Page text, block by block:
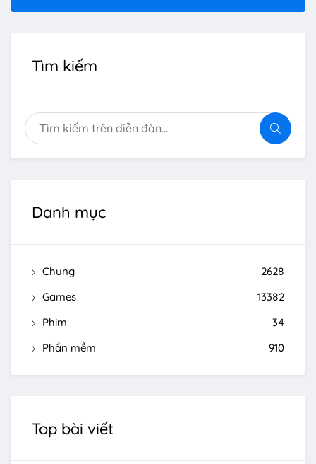
Tìm kiếm
Danh mục
Chung
2628
Games
13382
Phim
34
Phần mềm
910
Top bài viết